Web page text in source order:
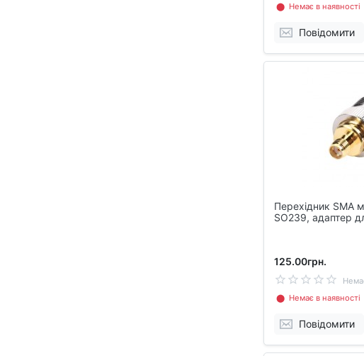
⬤ Немає в наявності
Повідомити
Перехідник SMA
SO239, адаптер
125.00грн.
⬤ Немає в наявності
Повідомити